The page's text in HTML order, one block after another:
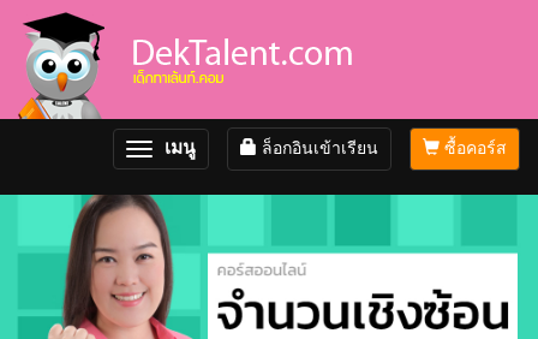
ซื้อคอร์ส
ล็อกอินเข้าเรียน
Toggle
navigation
เมนู